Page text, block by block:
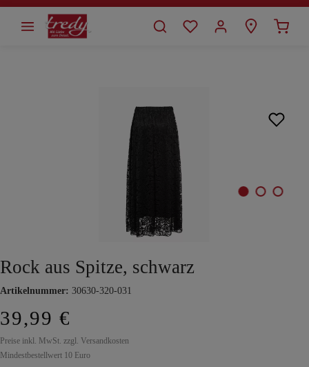
springen
Rock aus Spitze, schwarz
Artikelnummer: 30630-320-031
39,99 €
Preise inkl. MwSt. zzgl. Versandkosten
Mindestbestellwert 10 Euro